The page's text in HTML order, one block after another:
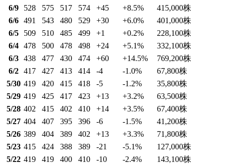
6/9
528 575 517 574 +45 +8.5% 415,000株
6/6 491 543 480 529 +30 +6.0% 401,000株
6/5
509 510 485 499 +1 +0.2% 228,100株
6/4 478 500 478 498 +24 +5.1% 332,100株
6/3 438 477 430 474 +60 +14.5% 769,200株
6/2 417 427 413 414 -4 -1.0% 67,800株
5/30 419 420 415 418 -5 -1.2% 35,800株
5/29 419 425 417 423 +13 +3.2% 63,500株
5/28 402 415 402 410 +14 +3.5% 67,400株
5/27 404 407 395 396 -6 -1.5% 41,200株
5/26 389 404 389 402 +13 +3.3% 71,800株
5/23 415 424 388 389 -21 -5.1% 127,000株
5/22 419 419 400 410 -10 -2.4% 143,100株